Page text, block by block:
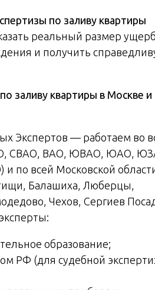
по заливу квартиры
реальный размер
и получить
заливу квартиры в Москве и
Экспертов — работаем во
СВАО, ВАО, ЮВАО, ЮАО,
по всей Московской
Балашиха, Люберцы,
Чехов, Сергиев
образование;
РФ (для судебной